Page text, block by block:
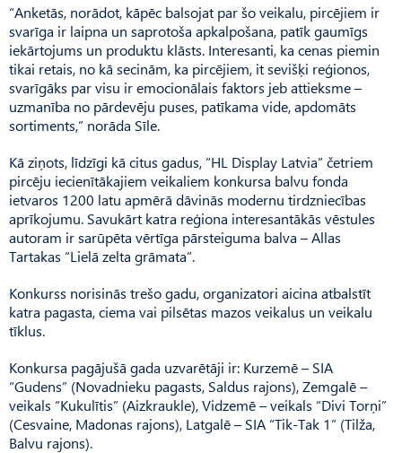
“Anketās, norādot, kāpēc balsojat par šo veikalu, pircējiem ir
svarīga ir laipna un saprotoša apkalpošana, patīk gaumīgs
iekārtojums un produktu klāsts. Interesanti, ka cenas piemin
tikai retais, no kā secinām, ka pircējiem, it sevišķi reģionos,
svarīgāks par visu ir emocionālais faktors jeb attieksme –
uzmanība no pārdevēju puses, patīkama vide, apdomāts
sortiments,” norāda Sīle.
Kā ziņots, līdzīgi kā citus gadus, “HL Display Latvia” četriem
pircēju iecienītākajiem veikaliem konkursa balvu fonda
ietvaros 1200 latu apmērā dāvinās modernu tirdzniecības
aprīkojumu. Savukārt katra reģiona interesantākās vēstules
autoram ir sarūpēta vērtīga pārsteiguma balva – Allas
Tartakas “Lielā zelta grāmata”.
Konkurss norisinās trešo gadu, organizatori aicina atbalstīt
katra pagasta, ciema vai pilsētas mazos veikalus un veikalu
tīklus.
Konkursa pagājušā gada uzvarētāji ir: Kurzemē – SIA
“Gudens” (Novadnieku pagasts, Saldus rajons), Zemgalē –
veikals “Kukulītis” (Aizkraukle), Vidzemē – veikals “Divi Torņi”
(Cesvaine, Madonas rajons), Latgalē – SIA “Tik-Tak 1” (Tilža,
Balvu rajons).